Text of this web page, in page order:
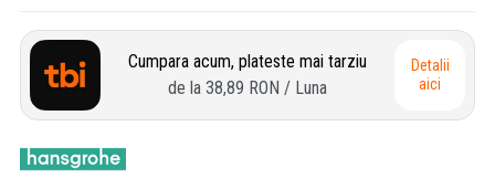
Cumpara acum, plateste mai tarziu
de la 38,89 RON / Luna
Detalii
aici